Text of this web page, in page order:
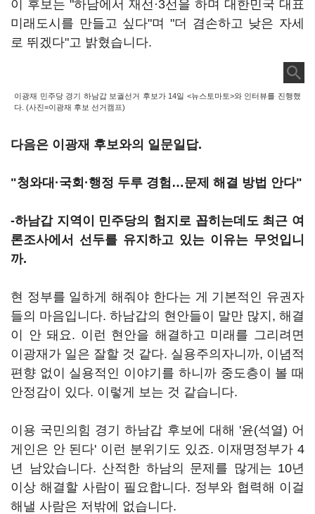
이 후보는 "하남에서 재선·3선을 하며 대한민국 대표
미래도시를 만들고 싶다"며 "더 겸손하고 낮은 자세
로 뛰겠다"고 밝혔습니다.
이광재 민주당 경기 하남갑 보궐선거 후보가 14일 <뉴스토마토>와 인터뷰를 진행했
다. (사진=이광재 후보 선거캠프)
다음은 이광재 후보와의 일문일답.
"청와대·국회·행정 두루 경험…문제 해결 방법 안다"
-하남갑 지역이 민주당의 험지로 꼽히는데도 최근 여
론조사에서 선두를 유지하고 있는 이유는 무엇입니
까.
현 정부를 일하게 해줘야 한다는 게 기본적인 유권자
들의 마음입니다. 하남갑의 현안들이 말만 많지, 해결
이 안 돼요. 이런 현안을 해결하고 미래를 그리려면
이광재가 일은 잘할 것 같다. 실용주의자니까, 이념적
편향 없이 실용적인 이야기를 하니까 중도층이 볼 때
안정감이 있다. 이렇게 보는 것 같습니다.
이용 국민의힘 경기 하남갑 후보에 대해 '윤(석열) 어
게인은 안 된다' 이런 분위기도 있죠. 이재명정부가 4
년 남았습니다. 산적한 하남의 문제를 많게는 10년
이상 해결할 사람이 필요합니다. 정부와 협력해 이걸
해낼 사람은 저밖에 없습니다.